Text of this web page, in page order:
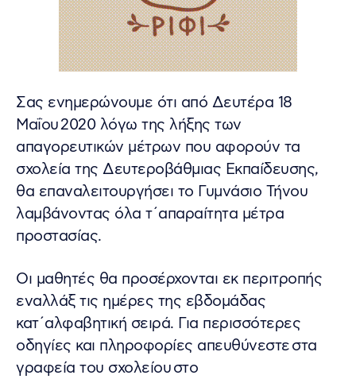
Σας ενημερώνουμε ότι από Δευτέρα 18
Μαΐου 2020 λόγω της λήξης των
απαγορευτικών μέτρων που αφορούν τα
σχολεία της Δευτεροβάθμιας Εκπαίδευσης,
θα επαναλειτουργήσει το Γυμνάσιο Τήνου
λαμβάνοντας όλα τ΄απαραίτητα μέτρα
προστασίας.
Οι μαθητές θα προσέρχονται εκ περιτροπής
εναλλάξ τις ημέρες της εβδομάδας
κατ΄αλφαβητική σειρά. Για περισσότερες
οδηγίες και πληροφορίες απευθύνεστε στα
γραφεία του σχολείου στο